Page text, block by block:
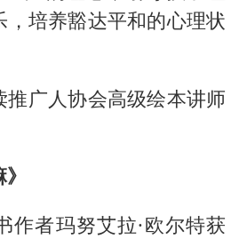
，培养豁达平和的心理状
广人协会高级绘本讲师
作者玛努艾拉·欧尔特获